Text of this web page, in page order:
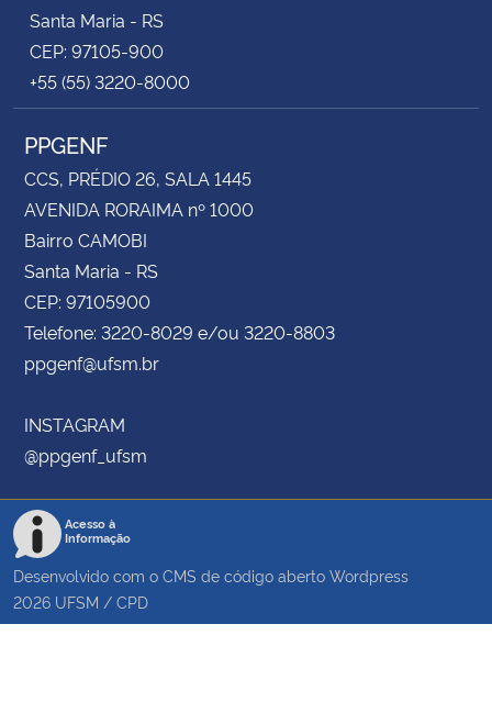
Planalto
Santa Maria - RS
CEP: 97105-900
+55 (55) 3220-8000
PPGENF
CCS, PRÉDIO 26, SALA 1445
AVENIDA RORAIMA nº 1000
Bairro CAMOBI
Santa Maria - RS
CEP: 97105900
Telefone: 3220-8029 e/ou 3220-8803
ppgenf@ufsm.br
INSTAGRAM
@ppgenf_ufsm
Acesso à
Informação
Desenvolvido com o CMS de código aberto Wordpress
2026 UFSM / CPD